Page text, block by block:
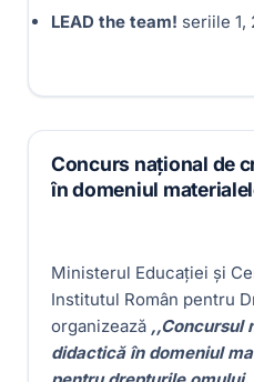
LEAD the team! seriile 1,
Concurs național de
în domeniul
Ministerul Educaţiei și
Institutul Român pentru
organizează ,,Concursul
didactică în domeniul